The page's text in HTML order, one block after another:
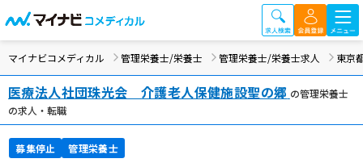
マイナビコメディカル 管理栄養士/栄養士 管理栄養士/栄養士求人 東京
医療法人社団珠光会 介護老人保健施設聖の郷 の管理栄養士
の求人・転職
募集停止 管理栄養士